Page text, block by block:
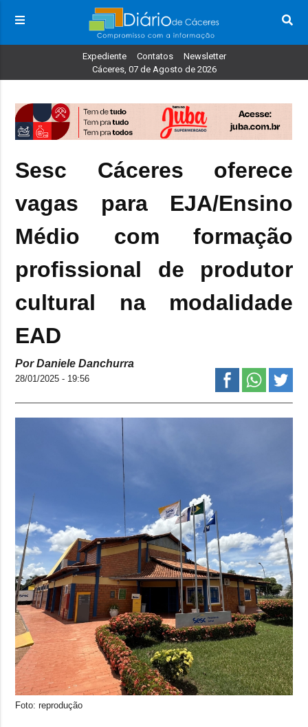
Expediente Contatos
Newsletter
Cáceres, 07 de Agosto de 2026
Sesc Cáceres oferece
vagas para EJA/Ensino
Médio com formação
profissional de produtor
cultural na modalidade
EAD
Por Daniele Danchurra
28/01/2025 - 19:56
Foto: reprodução